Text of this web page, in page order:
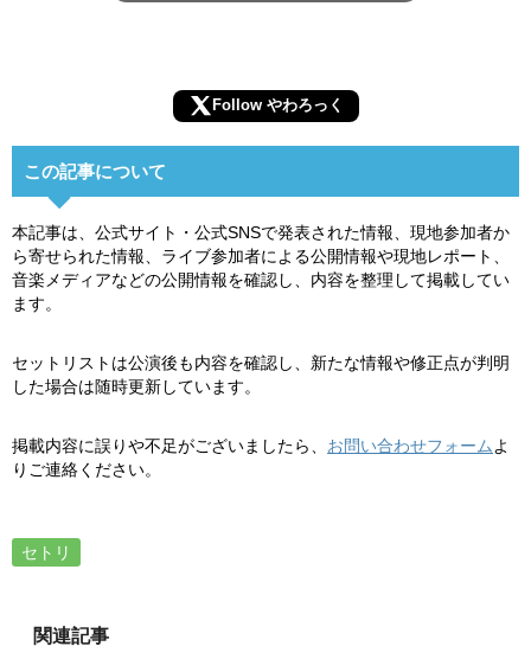
Follow やわろっく
この記事について
本記事は、公式サイト・公式SNSで発表された情報、現地参加者か
ら寄せられた情報、ライブ参加者による公開情報や現地レポート、
音楽メディアなどの公開情報を確認し、内容を整理して掲載してい
ます。
セットリストは公演後も内容を確認し、新たな情報や修正点が判明
した場合は随時更新しています。
掲載内容に誤りや不足がございましたら、 お問い合わせフォームよ
りご連絡ください。
セトリ
関連記事